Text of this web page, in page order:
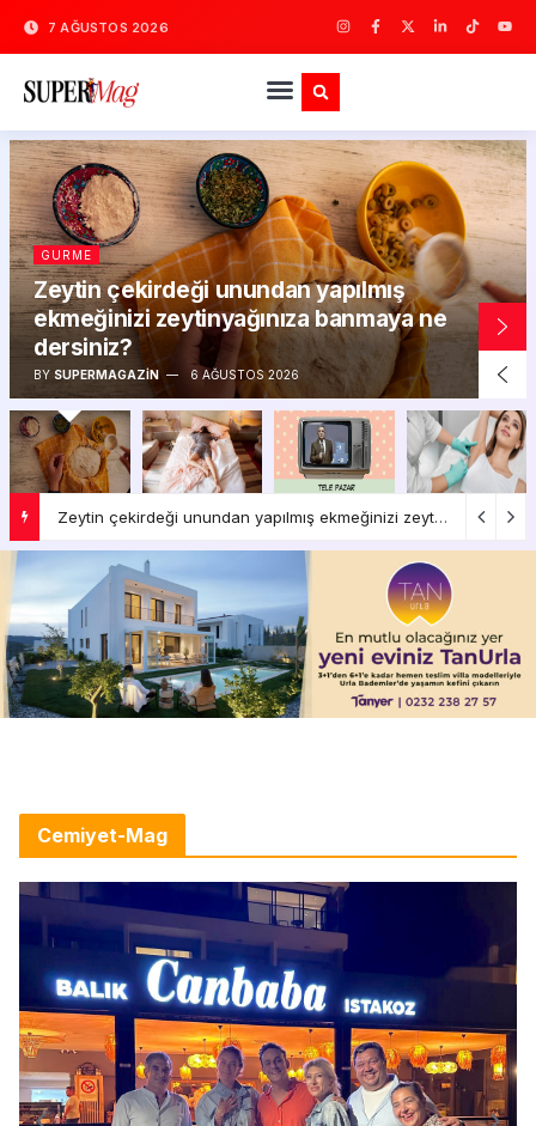
7 AĞUSTOS 2026
GURME
Zeytin çekirdeği unundan yapılmış
ekmeğinizi zeytinyağınıza banmaya ne
dersiniz?
BY SUPERMAGAZIN 6 AĞUSTOS 2026
Zeytin çekirdeği unundan yapılmış ekmeğinizi zeytinyağınıza banmaya ne dersiniz?
Cemiyet-Mag